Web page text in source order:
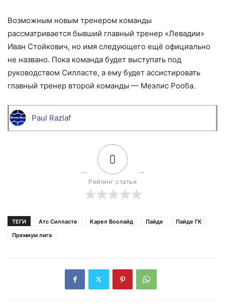
Возможным новым тренером команды
рассматривается бывший главный тренер «Левадии»
Иван Стойкович, но имя следующего ещё официально
не названо. Пока команда будет выступать под
руководством Силласте, а ему будет ассистировать
главный тренер второй команды — Меэлис Рооба.
Paul Razlaf
0
Рейтинг статьи
ТЕГИ Атс Силласте Карел Воолайд Пайде
Пайде ГК
Премиум лига